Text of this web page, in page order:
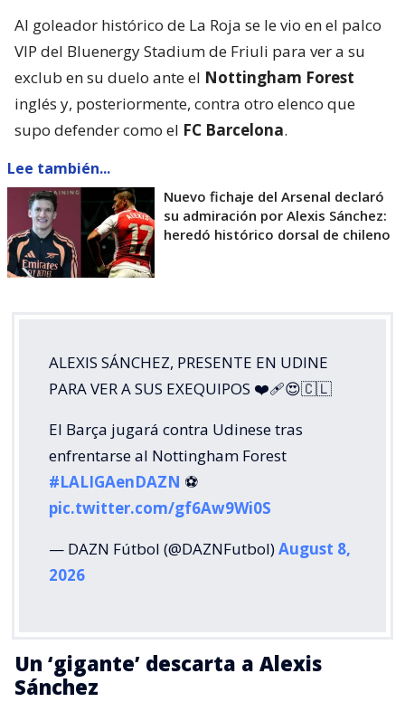
Al goleador histórico de La Roja se le vio en el palco
VIP del Bluenergy Stadium de Friuli para ver a su
exclub en su duelo ante el Nottingham Forest
inglés y, posteriormente, contra otro elenco que
supo defender como el FC Barcelona.
Lee también...
Nuevo fichaje del Arsenal declaró
su admiración por Alexis Sánchez:
heredó histórico dorsal de chileno
ALEXIS SÁNCHEZ, PRESENTE EN UDINE
PARA VER A SUS EXEQUIPOS ❤️‍🩹😍🇨🇱
El Barça jugará contra Udinese tras
enfrentarse al Nottingham Forest
#LALIGAenDAZN ⚽️
pic.twitter.com/gf6Aw9Wi0S
— DAZN Fútbol (@DAZNFutbol)August 8,
2026
Un ‘gigante’ descarta a Alexis
Sánchez